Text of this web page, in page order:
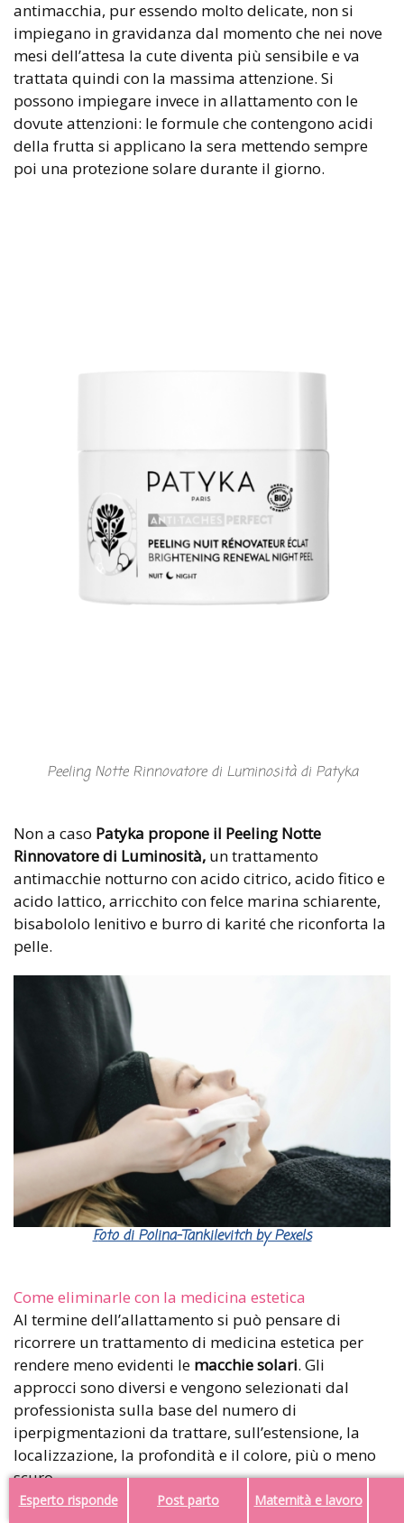
Esperto risponde Post parto Maternità e lavoro
antimacchia, pur essendo molto delicate, non si
impiegano in gravidanza dal momento che nei nove
mesi dell’attesa la cute diventa più sensibile e va
trattata quindi con la massima attenzione. Si
possono impiegare invece in allattamento con le
dovute attenzioni: le formule che contengono acidi
della frutta si applicano la sera mettendo sempre
poi una protezione solare durante il giorno.
Peeling Notte Rinnovatore di Luminosità di Patyka
Non a caso Patyka propone il Peeling Notte
Rinnovatore di Luminosità, un trattamento
antimacchie notturno con acido citrico, acido fitico e
acido lattico, arricchito con felce marina schiarente,
bisabololo lenitivo e burro di karité che riconforta la
pelle.
Foto di Polina-Tankilevitch by Pexels
Come eliminarle con la medicina estetica
Al termine dell’allattamento si può pensare di
ricorrere un trattamento di medicina estetica per
rendere meno evidenti le macchie solari. Gli
approcci sono diversi e vengono selezionati dal
professionista sulla base del numero di
iperpigmentazioni da trattare, sull’estensione, la
localizzazione, la profondità e il colore, più o meno
scuro.